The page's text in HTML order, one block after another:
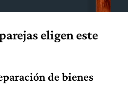
eligen este
de bienes